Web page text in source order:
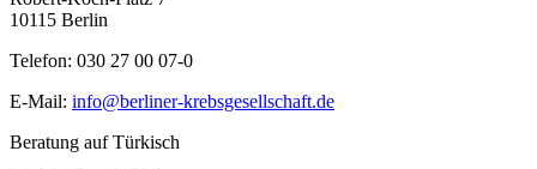
10115 Berlin
Telefon: 030 27 00 07-0
E-Mail: info@berliner-krebsgesellschaft.de
Beratung auf Türkisch